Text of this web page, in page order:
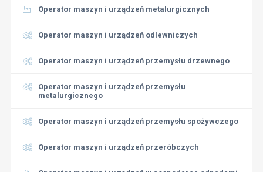
Operator maszyn i urządzeń metalurgicznych
Operator maszyn i urządzeń odlewniczych
Operator maszyn i urządzeń przemysłu drzewnego
Operator maszyn i urządzeń przemysłu
metalurgicznego
Operator maszyn i urządzeń przemysłu spożywczego
Operator maszyn i urządzeń przeróbczych